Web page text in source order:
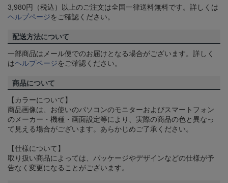
3,980円（税込）以上のご注文は全国一律送料無料です。詳しくは
ヘルプページをご確認ください。
配送方法について
一部商品はメール便でのお届けとなる場合がございます。詳しく
はヘルプページをご確認ください。
商品について
【カラーについて】
商品画像は、お使いのパソコンのモニターおよびスマートフォン
のメーカー・機種・画面設定等により、実際の商品の色と異なっ
て見える場合がございます。あらかじめご了承ください。
【仕様について】
取り扱い商品によっては、パッケージやデザインなどの仕様が予
告なく変更になることがございます。